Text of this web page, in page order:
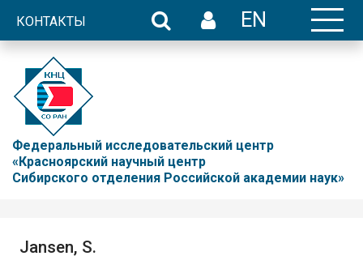
КОНТАКТЫ EN
Федеральный исследовательский центр
«Красноярский научный центр
Сибирского отделения Российской академии наук»
Jansen, S.